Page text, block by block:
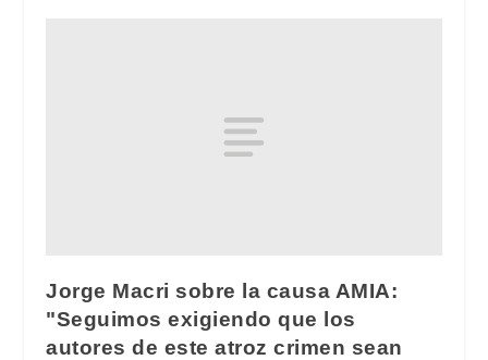
Jorge Macri sobre la causa AMIA:
"Seguimos exigiendo que los
autores de este atroz crimen sean